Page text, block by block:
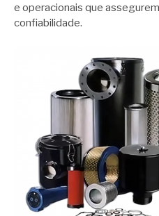
e operacionais que
confiabilidade.